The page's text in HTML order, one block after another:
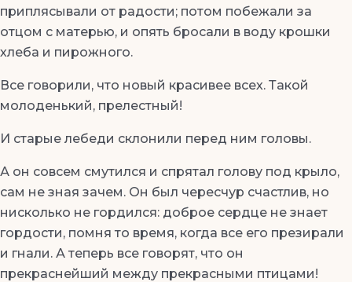
приплясывали от радости; потом побежали за
отцом с матерью, и опять бросали в воду крошки
хлеба и пирожного.
Все говорили, что новый красивее всех. Такой
молоденький, прелестный!
И старые лебеди склонили перед ним головы.
А он совсем смутился и спрятал голову под крыло,
сам не зная зачем. Он был чересчур счастлив, но
нисколько не гордился: доброе сердце не знает
гордости, помня то время, когда все его презирали
и гнали. А теперь все говорят, что он
прекраснейший между прекрасными птицами!